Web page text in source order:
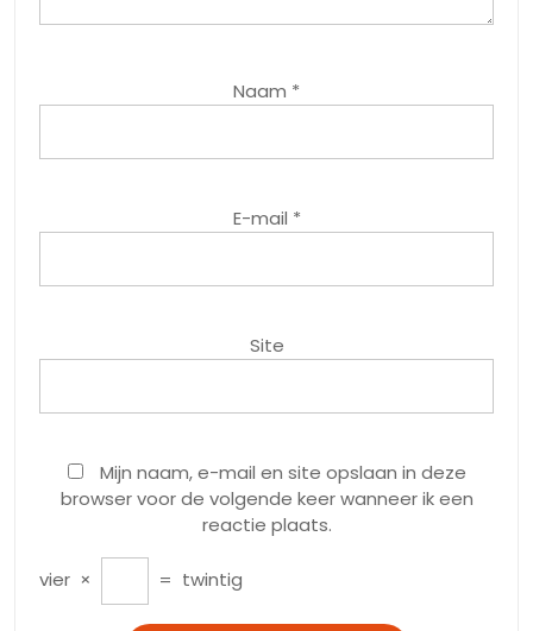
Naam *
E-mail *
Site
Mijn naam, e-mail en site opslaan in deze
browser voor de volgende keer wanneer ik een
reactie plaats.
vier × = twintig